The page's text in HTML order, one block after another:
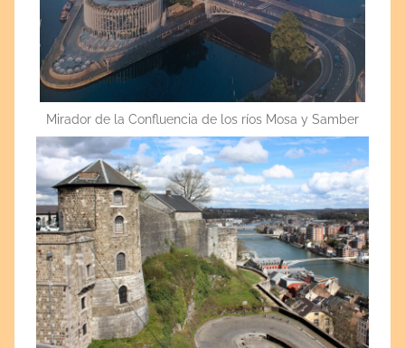
Mirador de la Confluencia de los ríos Mosa y Samber